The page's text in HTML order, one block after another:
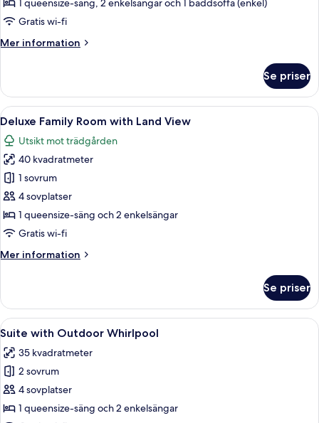
with
View
1 queensize-säng, 2 enkelsängar och 1 bäddsoffa (enkel)
Gratis wi-fi
Mer information
Mer
Family
Room
with
Land
View
(5
persons)
Se priser
Öppna
alla
foton
för
Deluxe
Family
Room
with
View
Ett modernt hotellrum med en stor
7
Deluxe Family Room with Land View
Utsikt mot trädgården
40 kvadratmeter
1 sovrum
4 sovplatser
1 queensize-säng och 2 enkelsängar
Gratis wi-fi
Mer information
Mer
Family
Room
with
View
Se priser
Öppna
alla
foton
för
Suite
with
Ett hotellrum med en säng, ett
7
Suite with Outdoor Whirlpool
35 kvadratmeter
2 sovrum
4 sovplatser
1 queensize-säng och 2 enkelsängar